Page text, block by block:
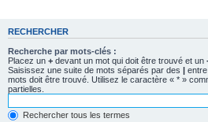
RECHERCHER
Recherche par mots-clés :
Placez un + devant un mot qui doit être trouvé et un
Saisissez une suite de mots séparés par des |
mots doit être trouvé. Utilisez le caractère « * »
partielles.
Rechercher tous les termes